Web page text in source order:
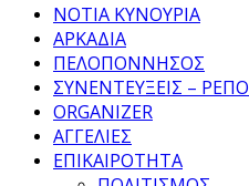
ΝΟΤΙΑ ΚΥΝΟΥΡΙΑ
ΑΡΚΑΔΙΑ
ΠΕΛΟΠΟΝΝΗΣΟΣ
ΣΥΝΕΝΤΕΥΞΕΙΣ –
ORGANIZER
ΑΓΓΕΛΙΕΣ
ΕΠΙΚΑΙΡΟΤΗΤΑ